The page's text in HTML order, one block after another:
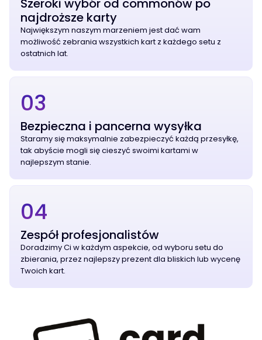
Szeroki wybór od commonów po
najdroższe karty
Największym naszym marzeniem jest dać wam
możliwość zebrania wszystkich kart z każdego setu z
ostatnich lat.
03
Bezpieczna i pancerna wysyłka
Staramy się maksymalnie zabezpieczyć każdą przesyłkę,
tak abyście mogli się cieszyć swoimi kartami w
najlepszym stanie.
04
Zespół profesjonalistów
Doradzimy Ci w każdym aspekcie, od wyboru setu do
zbierania, przez najlepszy prezent dla bliskich lub wycenę
Twoich kart.